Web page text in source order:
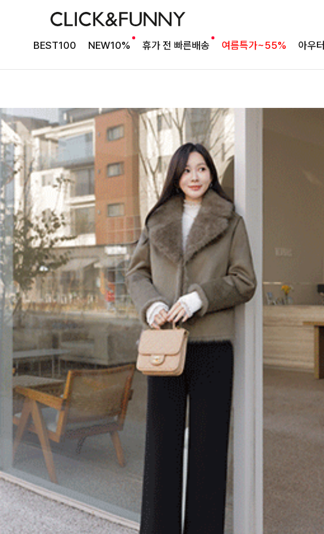
BEST100 NEW10% 휴가 전 빠른배송 여름특가~55% 아우터